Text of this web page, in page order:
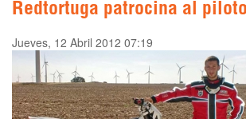
Redtortuga patrocina al
Jueves, 12 Abril 2012 07:19